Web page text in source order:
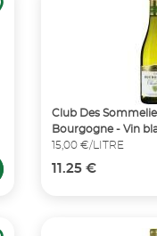
Club Des
Bourgogne - Vin
15,00 €/LITRE
11.25 €